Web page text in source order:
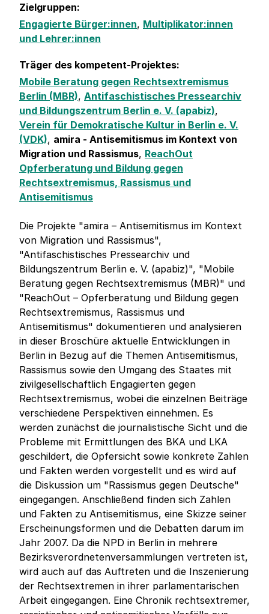
Zielgruppen:
Engagierte Bürger:innen, Multiplikator:innen
und Lehrer:innen
Träger des kompetent-Projektes:
Mobile Beratung gegen Rechtsextremismus
Berlin (MBR), Antifaschistisches Pressearchiv
und Bildungszentrum Berlin e. V. (apabiz),
Verein für Demokratische Kultur in Berlin e. V.
(VDK), amira - Antisemitismus im Kontext von
Migration und Rassismus, ReachOut
Opferberatung und Bildung gegen
Rechtsextremismus, Rassismus und
Antisemitismus
Die Projekte "amira – Antisemitismus im Kontext
von Migration und Rassismus",
"Antifaschistisches Pressearchiv und
Bildungszentrum Berlin e. V. (apabiz)", "Mobile
Beratung gegen Rechtsextremismus (MBR)" und
"ReachOut – Opferberatung und Bildung gegen
Rechtsextremismus, Rassismus und
Antisemitismus" dokumentieren und analysieren
in dieser Broschüre aktuelle Entwicklungen in
Berlin in Bezug auf die Themen Antisemitismus,
Rassismus sowie den Umgang des Staates mit
zivilgesellschaftlich Engagierten gegen
Rechtsextremismus, wobei die einzelnen Beiträge
verschiedene Perspektiven einnehmen. Es
werden zunächst die journalistische Sicht und die
Probleme mit Ermittlungen des BKA und LKA
geschildert, die Opfersicht sowie konkrete Zahlen
und Fakten werden vorgestellt und es wird auf
die Diskussion um "Rassismus gegen Deutsche"
eingegangen. Anschließend finden sich Zahlen
und Fakten zu Antisemitismus, eine Skizze seiner
Erscheinungsformen und die Debatten darum im
Jahr 2007. Da die NPD in Berlin in mehrere
Bezirksverordnetenversammlungen vertreten ist,
wird auch auf das Auftreten und die Inszenierung
der Rechtsextremen in ihrer parlamentarischen
Arbeit eingegangen. Eine Chronik rechtsextremer,